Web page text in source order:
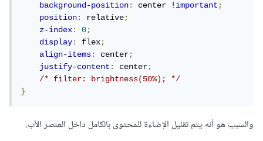
background-position: center !important;
position: relative;
z-index: 0;
display: flex;
align-items: center;
justify-content: center;
/* filter: brightness(50%); */
}
والسبب هو أنه يتم تقليل الإضاءة للمحتوى بالكامل داخل العنصر الأب.